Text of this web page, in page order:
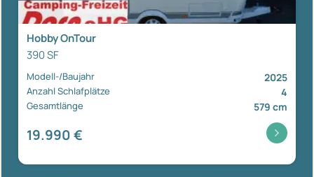
Hobby OnTour
390 SF
Modell-/Baujahr 2025
Anzahl Schlafplätze 4
Gesamtlänge 579 cm
19.990 €